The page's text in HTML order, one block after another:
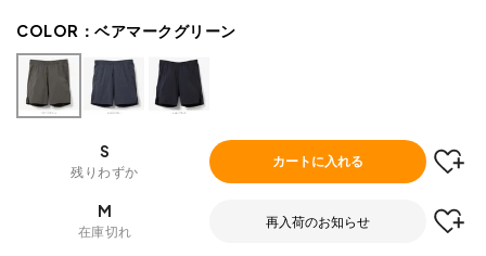
COLOR： ベアマークグリーン
S
残りわずか
カートに入れる
M
在庫切れ
再入荷のお知らせ